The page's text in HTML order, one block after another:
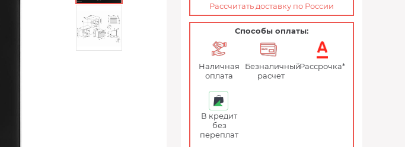
Рассчитать доставку по России
Способы оплаты:
Наличная
оплата
Безналичный
расчет
Рассрочка*
В кредит
без
переплат